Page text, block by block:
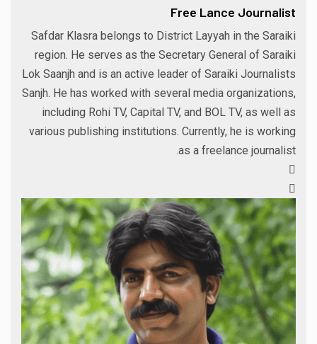
Free Lance Journalist
Safdar Klasra belongs to District Layyah in the Saraiki
region. He serves as the Secretary General of Saraiki
Lok Saanjh and is an active leader of Saraiki Journalists
Sanjh. He has worked with several media organizations,
including Rohi TV, Capital TV, and BOL TV, as well as
various publishing institutions. Currently, he is working
as a freelance journalist.